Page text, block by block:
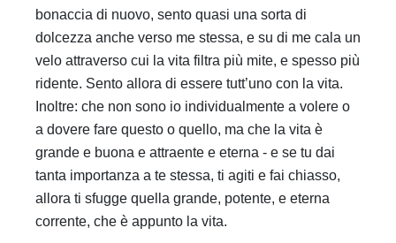
bonaccia di nuovo, sento quasi una sorta di
dolcezza anche verso me stessa, e su di me cala un
velo attraverso cui la vita filtra più mite, e spesso più
ridente. Sento allora di essere tutt’uno con la vita.
Inoltre: che non sono io individualmente a volere o
a dovere fare questo o quello, ma che la vita è
grande e buona e attraente e eterna - e se tu dai
tanta importanza a te stessa, ti agiti e fai chiasso,
allora ti sfugge quella grande, potente, e eterna
corrente, che è appunto la vita.